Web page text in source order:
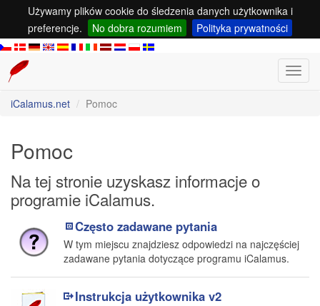
Używamy plików cookie do śledzenia danych użytkownika i
preferencje.
No dobra rozumiem Polityka prywatności
iCalamus.net
Pomoc
Pomoc
Na tej stronie uzyskasz informacje o
programie iCalamus.
Często zadawane pytania
W tym miejscu znajdziesz odpowiedzi na najczęściej
zadawane pytania dotyczące programu iCalamus.
Instrukcja użytkownika v2